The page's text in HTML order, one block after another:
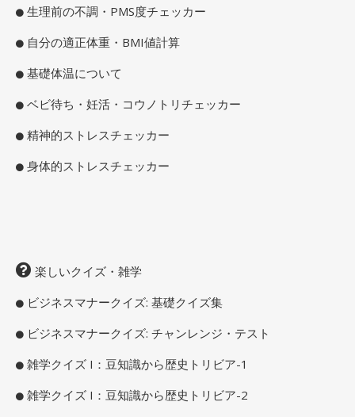
生理前の不調・PMS度チェッカー
自分の適正体重・BMI値計算
基礎体温について
ベビ待ち・妊活・コウノトリチェッカー
精神的ストレスチェッカー
身体的ストレスチェッカー
楽しいクイズ・雑学
ビジネスマナークイズ: 基礎クイズ集
ビジネスマナークイズ: チャンレンジ・テスト
雑学クイズ I：豆知識から歴史トリビア-1
雑学クイズ I：豆知識から歴史トリビア-2